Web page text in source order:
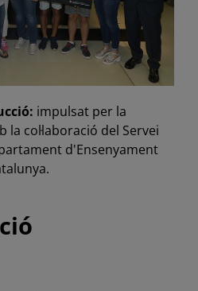
impulsat per la
la col·laboració del Servei
d'Ensenyament